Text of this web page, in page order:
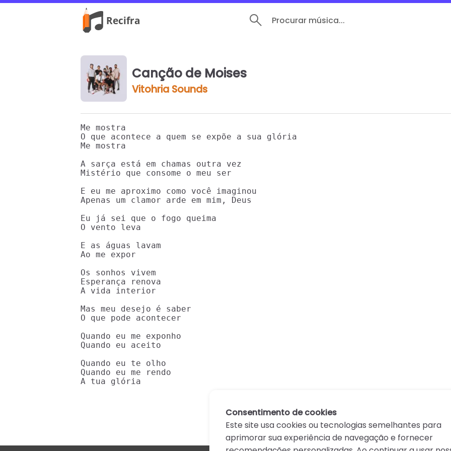
Procurar música...
Canção de Moises
Vitohria Sounds
Me mostra
O que acontece a quem se expõe a sua glória
Me mostra
A sarça está em chamas outra vez
Mistério que consome o meu ser
E eu me aproximo como você imaginou
Apenas um clamor arde em mim, Deus
Eu já sei que o fogo queima
O vento leva
E as águas lavam
Ao me expor
Os sonhos vivem
Esperança renova
A vida interior
Mas meu desejo é saber
O que pode acontecer
Quando eu me exponho
Quando eu aceito
Quando eu te olho
Quando eu me rendo
A tua glória
Consentimento de cookies
Este site usa cookies ou tecnologias semelhantes para
aprimorar sua experiência de navegação e fornecer